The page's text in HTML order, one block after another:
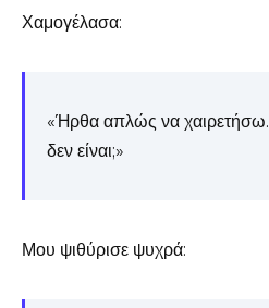
Χαμογέλασα:
«Ήρθα απλώς να χαιρετήσω.
δεν είναι;»
Μου ψιθύρισε ψυχρά: